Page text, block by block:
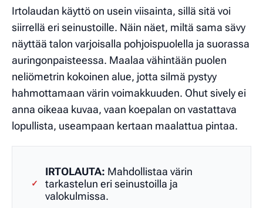
Irtolaudan käyttö on usein viisainta, sillä sitä voi
siirrellä eri seinustoille. Näin näet, miltä sama sävy
näyttää talon varjoisalla pohjoispuolella ja suorassa
auringonpaisteessa. Maalaa vähintään puolen
neliömetrin kokoinen alue, jotta silmä pystyy
hahmottamaan värin voimakkuuden. Ohut sively ei
anna oikeaa kuvaa, vaan koepalan on vastattava
lopullista, useampaan kertaan maalattua pintaa.
✓
IRTOLAUTA: Mahdollistaa värin
tarkastelun eri seinustoilla ja
valokulmissa.